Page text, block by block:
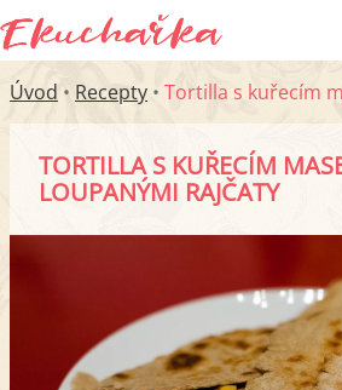
Úvod • Recepty • Tortilla s kuřecím
TORTILLA S KUŘECÍM
LOUPANÝMI RAJČATY